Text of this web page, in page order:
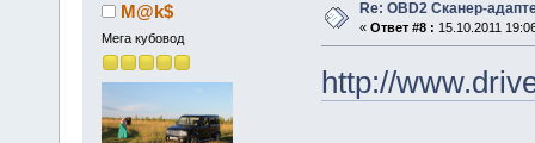
M@k$
Мега кубовод
Re: OBD2 Сканер-
« Ответ #8 : 15.10.2011
http://